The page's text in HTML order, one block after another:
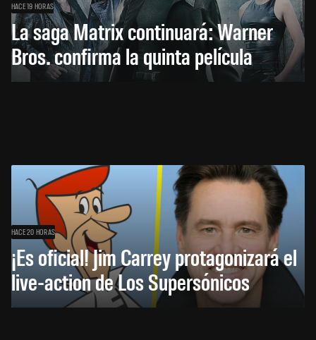
HACE 19 HORAS
La saga Matrix continuará: Warner
Bros. confirma la quinta película
HACE 20 HORAS
¡Es oficial! Jim Carrey protagonizará el
live-action de Los Supersónicos